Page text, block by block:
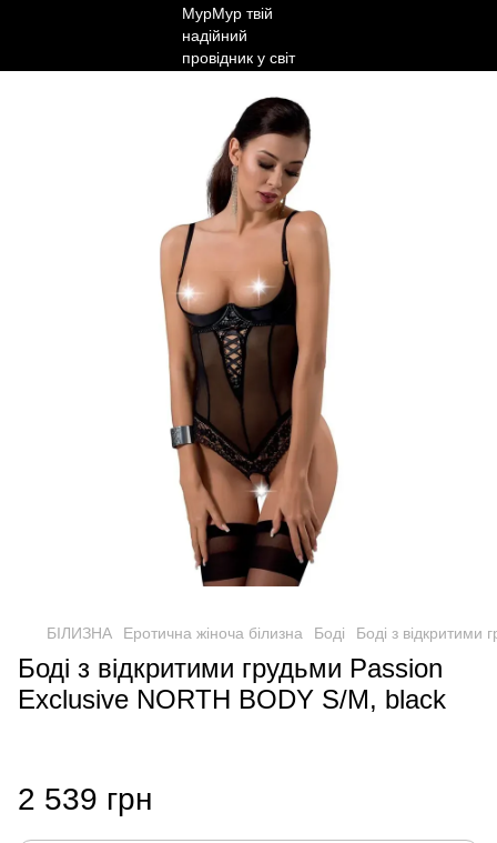
БІЛИЗНА Еротична жіноча білизна Боді Боді з
Боді з відкритими грудьми Passion
Exclusive NORTH BODY S/M, black
2 539 грн